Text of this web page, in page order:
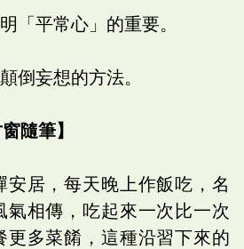
「平常心」的重要。
倒妄想的方法。
隨筆】
安居，每天晚上作飯吃，名
氣相傳，吃起來一次比一次
更多菜餚，這種沿習下來的